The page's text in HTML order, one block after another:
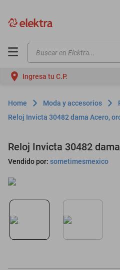
Buscar en Elektra...
Ingresa tu C.P.
Moda y accesorios
Reloj Invicta 30482 dama Acero,
Reloj Invicta 30482
Vendido por: sometimesmexico
motos
moto
celulares
refrigeradores
salas
minisplit